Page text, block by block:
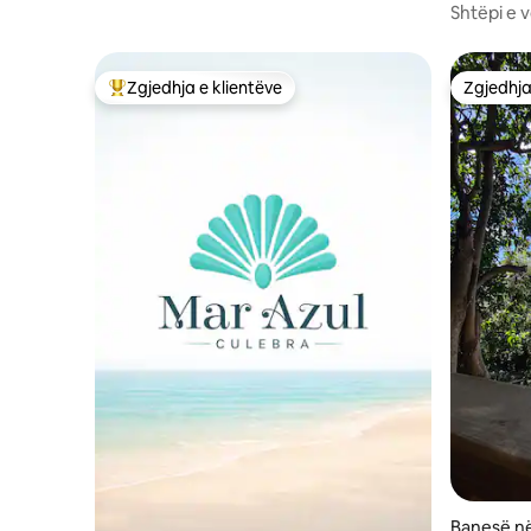
Shtëpi e
Më të mirat e zgjedhjeve të klientëve
Zgjedhja e klientëve